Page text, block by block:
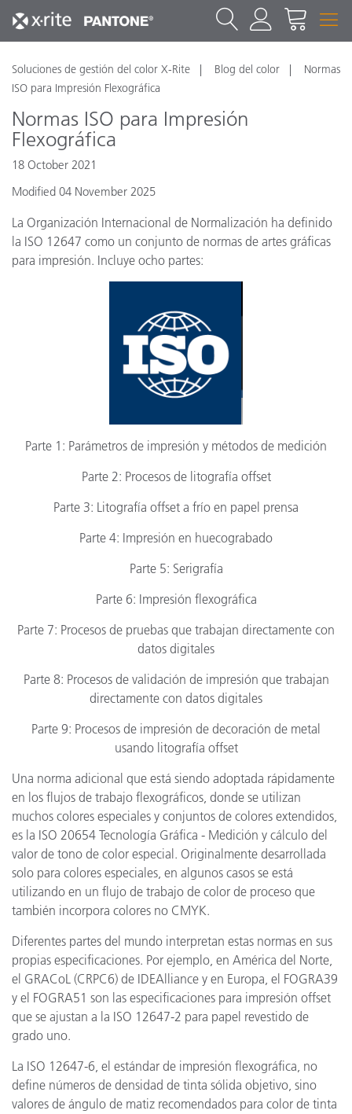
Soluciones de gestión del color X-Rite Blog del color
Normas
ISO para Impresión Flexográfica
Normas ISO para Impresión
Flexográfica
18 October 2021
Modified 04 November 2025
La Organización Internacional de Normalización ha definido
la ISO 12647 como un conjunto de normas de artes gráficas
para impresión. Incluye ocho partes:
Parte 1: Parámetros de impresión y métodos de medición
Parte 2: Procesos de litografía offset
Parte 3: Litografía offset a frío en papel prensa
Parte 4: Impresión en huecograbado
Parte 5: Serigrafía
Parte 6: Impresión flexográfica
Parte 7: Procesos de pruebas que trabajan directamente con
datos digitales
Parte 8: Procesos de validación de impresión que trabajan
directamente con datos digitales
Parte 9: Procesos de impresión de decoración de metal
usando litografía offset
Una norma adicional que está siendo adoptada rápidamente
en los flujos de trabajo flexográficos, donde se utilizan
muchos colores especiales y conjuntos de colores extendidos,
es la ISO 20654 Tecnología Gráfica - Medición y cálculo del
valor de tono de color especial. Originalmente desarrollada
solo para colores especiales, en algunos casos se está
utilizando en un flujo de trabajo de color de proceso que
también incorpora colores no CMYK.
Diferentes partes del mundo interpretan estas normas en sus
propias especificaciones. Por ejemplo, en América del Norte,
el GRACoL (CRPC6) de IDEAlliance y en Europa, el FOGRA39
y el FOGRA51 son las especificaciones para impresión offset
que se ajustan a la ISO 12647-2 para papel revestido de
grado uno.
La ISO 12647-6, el estándar de impresión flexográfica, no
define números de densidad de tinta sólida objetivo, sino
valores de ángulo de matiz recomendados para color de tinta